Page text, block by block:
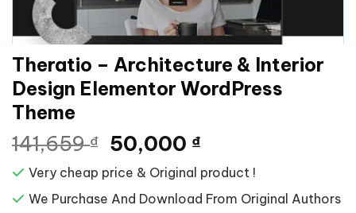
Theratio – Architecture & Interior
Design Elementor WordPress
Theme
141,659₫ Giá
gốc
là:
141,659 ₫.
50,000 ₫Giá
hiện
tại
là:
Very cheap price & Original product !
We Purchase And Download From Original Authors